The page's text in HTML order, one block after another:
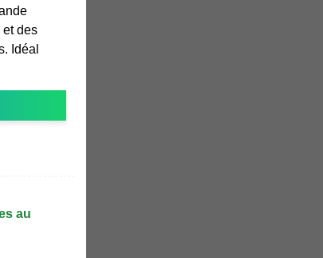
et des
Idéal
au